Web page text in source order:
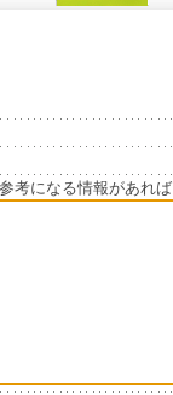
考になる情報があれ